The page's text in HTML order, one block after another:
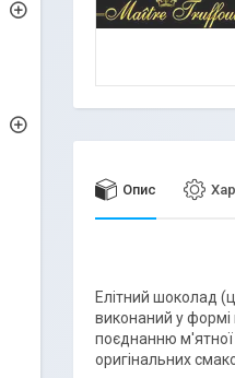
Опис
Елітний шоколад
виконаний у
поєднанню
оригінальних